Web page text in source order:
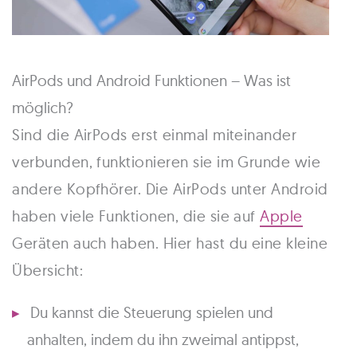
AirPods und Android Funktionen – Was ist
möglich?
Sind die AirPods erst einmal miteinander
verbunden, funktionieren sie im Grunde wie
andere Kopfhörer. Die AirPods unter Android
haben viele Funktionen, die sie aufApple
Geräten auch haben. Hier hast du eine kleine
Übersicht:
Du kannst die Steuerung spielen und
anhalten, indem du ihn zweimal antippst,